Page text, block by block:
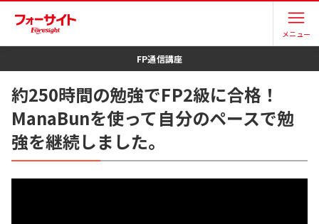
メニュー
FP通信講座
約250時間の勉強でFP2級に合格！
ManaBunを使って自分のペースで勉
強を継続しました。